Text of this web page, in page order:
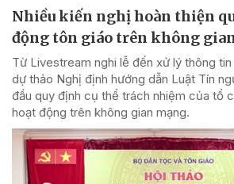
Nhiều kiến nghị hoàn thiện
động tôn giáo trên không
Từ Livestream nghi lễ đến xử lý thông tin
dự thảo Nghị định hướng dẫn Luật Tín
đầu quy định cụ thể trách nhiệm của tổ
hoạt động trên không gian mạng.